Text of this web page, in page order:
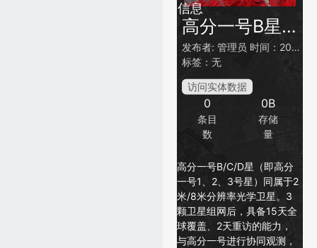
信息
高分一号B星（GF-1B）PMS 2米数据产品
发布者: 管理员 时间：2018-03-31
标签：无
访问实体数据
0
条目
数
0B
存储
量
高分一号B/C/D星（即高分
一号1、2、3号星）同属于2
米/8米分辨率光学卫星。3
颗卫星组网后，具备15天全
球覆盖、2天重访的能力，
与高分一号进行协同观测，